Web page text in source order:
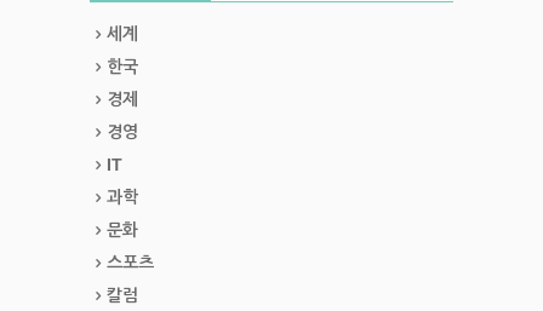
세계
한국
경제
경영
IT
과학
문화
스포츠
칼럼